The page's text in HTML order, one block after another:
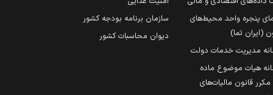
پنجره واحد محیط‌های
(ایران تما)
مدیریت خدمات دولت
هیات موضوع ماده
251 مکرر قانون مالیات‌های
سازمان برنامه بودجه کشور
دیوان محاسبات کشور